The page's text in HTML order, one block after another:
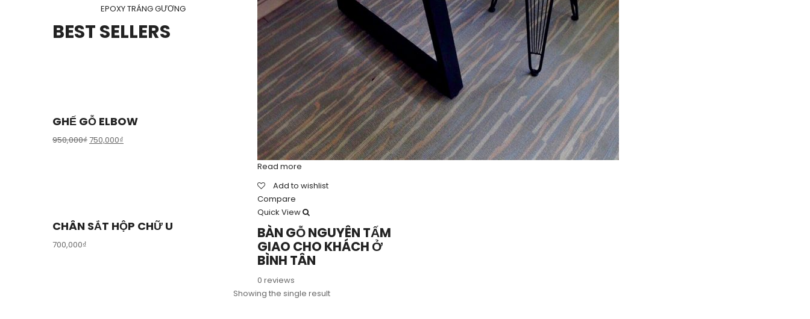
EPOXY TRÁNG GƯƠNG
BEST SELLERS
GHẾ GỖ ELBOW
950,000₫750,000₫
CHÂN SẮT HỘP CHỮ U
700,000₫
Read more
Add to wishlist
Compare
Quick View
BÀN GỖ NGUYÊN TẤM
GIAO CHO KHÁCH Ở
BÌNH TÂN
0 reviews
Showing the single result